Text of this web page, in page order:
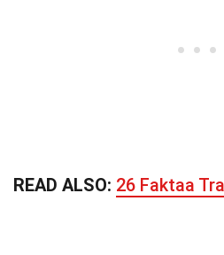
READ ALSO: 26 Faktaa